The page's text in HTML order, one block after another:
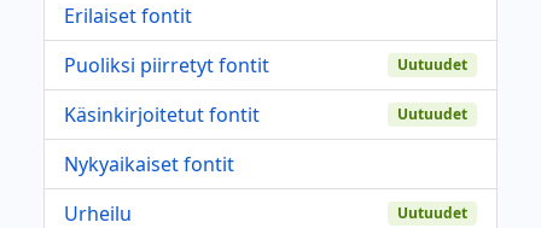
Erilaiset fontit
Puoliksi piirretyt fontit
Uutuudet
Käsinkirjoitetut fontit Uutuudet
Nykyaikaiset fontit
Urheilu
Uutuudet